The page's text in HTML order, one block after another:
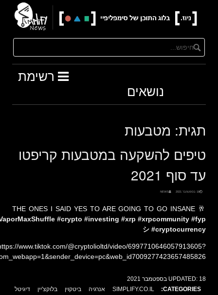
content
רשימת
נושאים
תגית: מטבעות
טיפים להשקעה במטבעות קריפטו
עד סוף 2021
18 בספטמבר 2021 NEWS
THE ONES I SAID YES TO ARE GOING TO GO INSANE 🥂
#crypto #investing #xrp #xrpcommunity #fyp
シ #cryptocurrency
www.tiktok.com/@cryptolioltd/video/6997710646057913605?
UPDATED: 18 בספטמבר 2021
CATEGORIES:
SIMPLIFY.CO.IL אנרגיה ביטקוין בלוקצ'יין
דיגיטל